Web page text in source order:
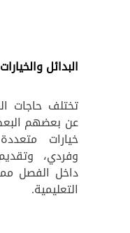
البدائل
تختلف حاجات
عن بعضهم
خيارات
وفردي،
داخل الفصل
التعليمية.